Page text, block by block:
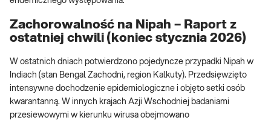
Zachorowalność na Nipah – Raport z
ostatniej chwili (koniec stycznia 2026)
W ostatnich dniach potwierdzono pojedyncze przypadki Nipah w
Indiach (stan Bengal Zachodni, region Kalkuty). Przedsięwzięto
intensywne dochodzenie epidemiologiczne i objęto setki osób
kwarantanną. W innych krajach Azji Wschodniej badaniami
przesiewowymi w kierunku wirusa obejmowano